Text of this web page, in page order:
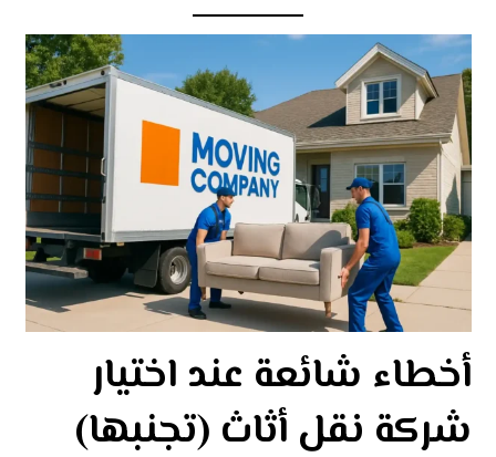
أخطاء شائعة عند اختيار
شركة نقل أثاث (تجنبها)